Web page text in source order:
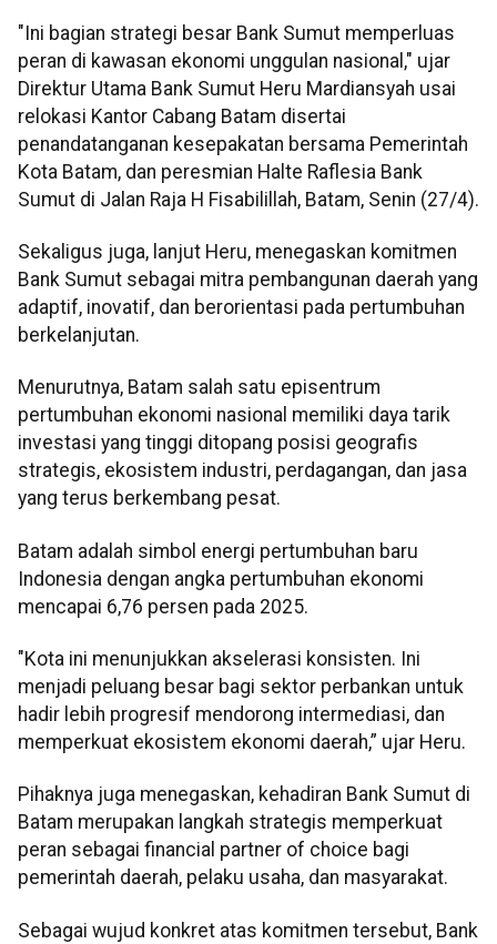
"Ini bagian strategi besar Bank Sumut memperluas
peran di kawasan ekonomi unggulan nasional," ujar
Direktur Utama Bank Sumut Heru Mardiansyah usai
relokasi Kantor Cabang Batam disertai
penandatanganan kesepakatan bersama Pemerintah
Kota Batam, dan peresmian Halte Raflesia Bank
Sumut di Jalan Raja H Fisabilillah, Batam, Senin (27/4).
Sekaligus juga, lanjut Heru, menegaskan komitmen
Bank Sumut sebagai mitra pembangunan daerah yang
adaptif, inovatif, dan berorientasi pada pertumbuhan
berkelanjutan.
Menurutnya, Batam salah satu episentrum
pertumbuhan ekonomi nasional memiliki daya tarik
investasi yang tinggi ditopang posisi geografis
strategis, ekosistem industri, perdagangan, dan jasa
yang terus berkembang pesat.
Batam adalah simbol energi pertumbuhan baru
Indonesia dengan angka pertumbuhan ekonomi
mencapai 6,76 persen pada 2025.
"Kota ini menunjukkan akselerasi konsisten. Ini
menjadi peluang besar bagi sektor perbankan untuk
hadir lebih progresif mendorong intermediasi, dan
memperkuat ekosistem ekonomi daerah,” ujar Heru.
Pihaknya juga menegaskan, kehadiran Bank Sumut di
Batam merupakan langkah strategis memperkuat
peran sebagai financial partner of choice bagi
pemerintah daerah, pelaku usaha, dan masyarakat.
Sebagai wujud konkret atas komitmen tersebut, Bank